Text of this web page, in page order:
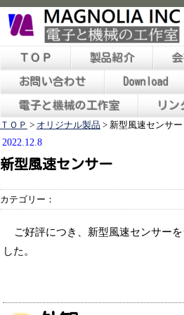
ＴＯＰ 製品紹介
お問い合わせ Download
電子と機械の工作室 リン
ＴＯＰ > オリジナル製品 > 新型風速センサー
2022.12.8
新型風速センサー
カテゴリー：
ご好評につき、新型風速センサー
した。